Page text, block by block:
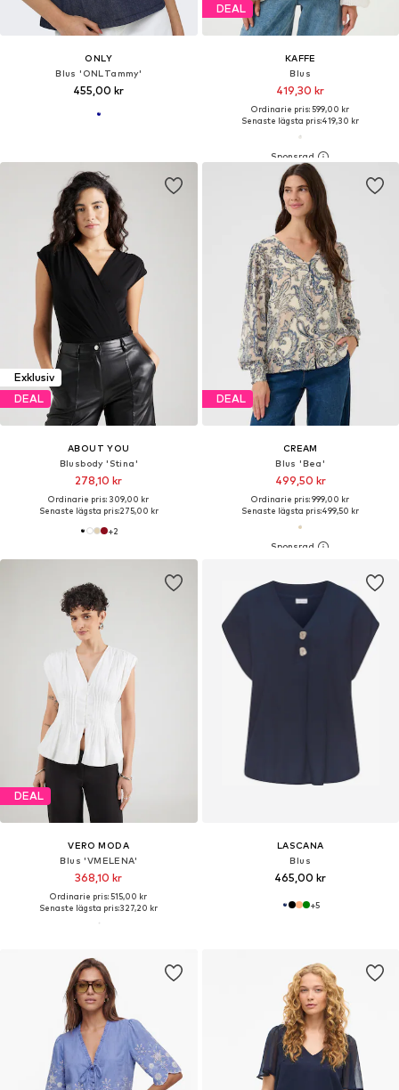
ONLY
Blus 'ONLTammy'
455,00 kr
DEAL
KAFFE
Blus
419,30 kr
Ordinarie pris: 599,00 kr
Senaste lägsta pris:419,30 kr
Exklusiv
DEAL
ABOUT YOU
Blusbody 'Stina'
278,10 kr
Ordinarie pris: 309,00 kr
Senaste lägsta pris:275,00 kr
+2
DEAL
CREAM
Blus 'Bea'
499,50 kr
Ordinarie pris: 999,00 kr
Senaste lägsta pris:499,50 kr
DEAL
VERO MODA
Blus 'VMELENA'
368,10 kr
Ordinarie pris: 515,00 kr
Senaste lägsta pris:327,20 kr
LASCANA
Blus
465,00 kr
+5